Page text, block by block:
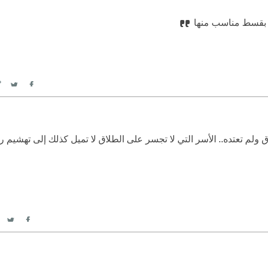
بقسط مناسب منها
تعتده.. الأسر التي لا تجسر على الطلاق لا تميل كذلك إلى